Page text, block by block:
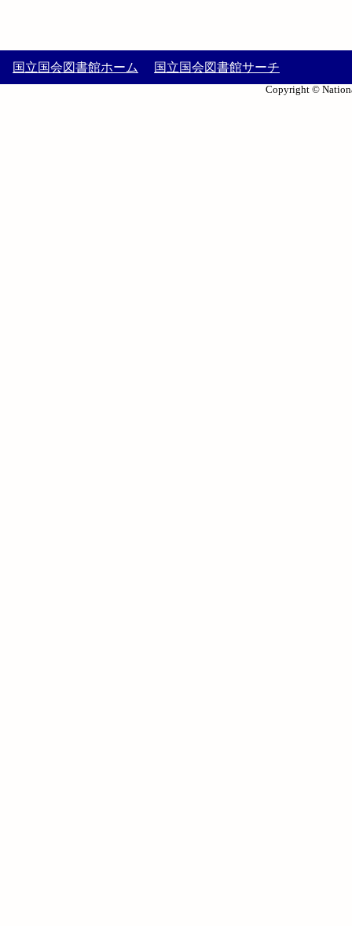
国立国会図書館ホーム 国立国会図書館サーチ
Copyright ©